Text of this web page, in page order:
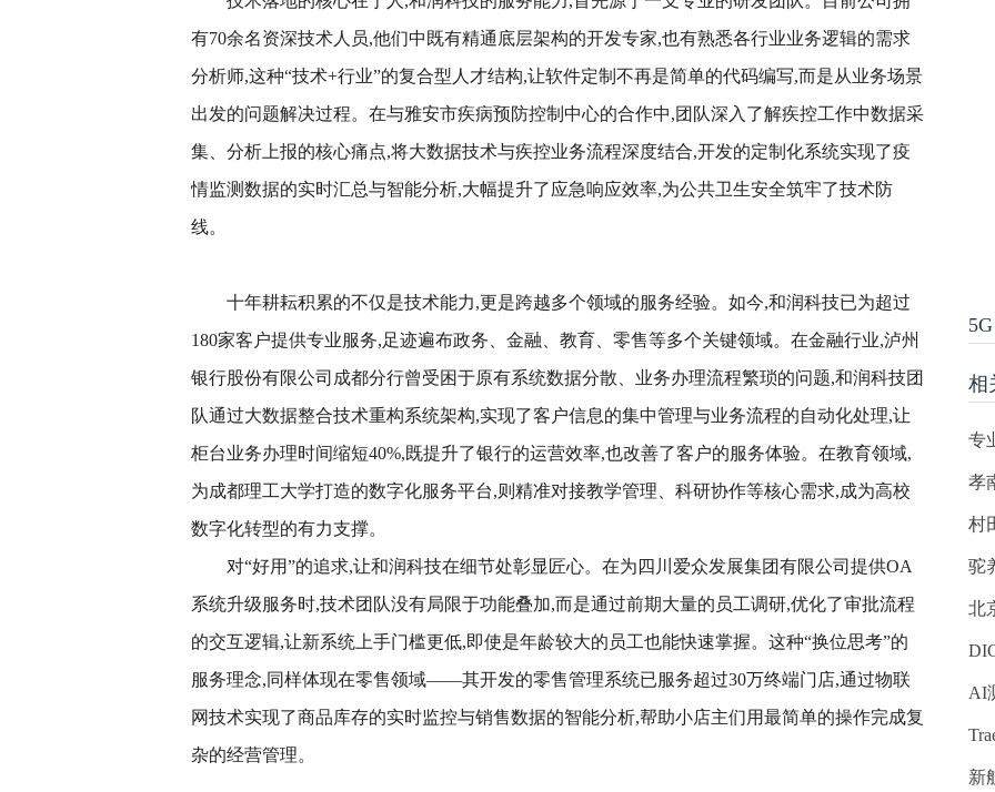
有70余名资深技术人员,他们中既有精通底层架构的开发专家,也有熟悉各行业业务逻辑的需求
分析师,这种“技术+行业”的复合型人才结构,让软件定制不再是简单的代码编写,而是从业务场景
出发的问题解决过程。在与雅安市疾病预防控制中心的合作中,团队深入了解疾控工作中数据采
集、分析上报的核心痛点,将大数据技术与疾控业务流程深度结合,开发的定制化系统实现了疫
情监测数据的实时汇总与智能分析,大幅提升了应急响应效率,为公共卫生安全筑牢了技术防
线。
十年耕耘积累的不仅是技术能力,更是跨越多个领域的服务经验。如今,和润科技已为超过
180家客户提供专业服务,足迹遍布政务、金融、教育、零售等多个关键领域。在金融行业,泸州
银行股份有限公司成都分行曾受困于原有系统数据分散、业务办理流程繁琐的问题,和润科技团
队通过大数据整合技术重构系统架构,实现了客户信息的集中管理与业务流程的自动化处理,让
柜台业务办理时间缩短40%,既提升了银行的运营效率,也改善了客户的服务体验。在教育领域,
为成都理工大学打造的数字化服务平台,则精准对接教学管理、科研协作等核心需求,成为高校
数字化转型的有力支撑。
对“好用”的追求,让和润科技在细节处彰显匠心。在为四川爱众发展集团有限公司提供OA
系统升级服务时,技术团队没有局限于功能叠加,而是通过前期大量的员工调研,优化了审批流程
的交互逻辑,让新系统上手门槛更低,即使是年龄较大的员工也能快速掌握。这种“换位思考”的
服务理念,同样体现在零售领域——其开发的零售管理系统已服务超过30万终端门店,通过物联
网技术实现了商品库存的实时监控与销售数据的智能分析,帮助小店主们用最简单的操作完成复
杂的经营管理。
5G
相
专
孝
村
驼
北
AI
新